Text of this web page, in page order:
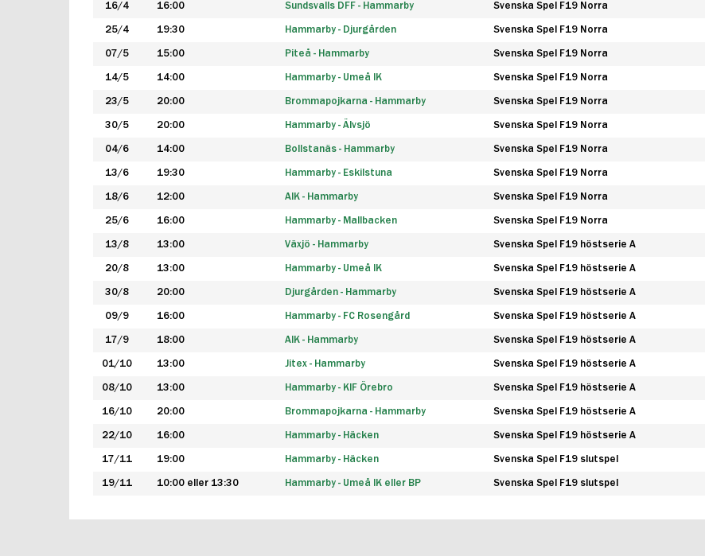
16/4 16:00 Sundsvalls DFF - Hammarby Svenska Spel F19 Norra
25/4 19:30 Hammarby - Djurgården Svenska Spel F19 Norra
07/5 15:00 Piteå - Hammarby Svenska Spel F19 Norra
14/5 14:00 Hammarby - Umeå IK Svenska Spel F19 Norra
23/5 20:00 Brommapojkarna - Hammarby Svenska Spel F19 Norra
30/5 20:00 Hammarby - Älvsjö Svenska Spel F19 Norra
04/6 14:00 Bollstanäs - Hammarby Svenska Spel F19 Norra
13/6 19:30 Hammarby - Eskilstuna Svenska Spel F19 Norra
18/6 12:00 AIK - Hammarby Svenska Spel F19 Norra
25/6 16:00 Hammarby - Mallbacken Svenska Spel F19 Norra
13/8 13:00 Växjö - Hammarby Svenska Spel F19 höstserie A
20/8 13:00 Hammarby - Umeå IK Svenska Spel F19 höstserie A
30/8 20:00 Djurgården - Hammarby Svenska Spel F19 höstserie A
09/9 16:00 Hammarby - FC Rosengård Svenska Spel F19 höstserie A
17/9 18:00 AIK - Hammarby Svenska Spel F19 höstserie A
01/10 13:00 Jitex - Hammarby Svenska Spel F19 höstserie A
08/10 13:00 Hammarby - KIF Örebro Svenska Spel F19 höstserie A
16/10 20:00 Brommapojkarna - Hammarby Svenska Spel F19 höstserie A
22/10 16:00 Hammarby - Häcken Svenska Spel F19 höstserie A
17/11 19:00 Hammarby - Häcken Svenska Spel F19 slutspel
19/11 10:00 eller 13:30 Hammarby - Umeå IK eller BP Svenska Spel F19 slutspel